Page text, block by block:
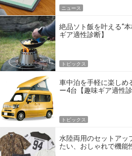
ニュース
絶品ソト飯を叶える“
ギア適性診断】
トピックス
車中泊を手軽に楽しめ
ー4台【趣味ギア適性診
トピックス
水陸両用のセットアッ
たい、おしゃれで機能